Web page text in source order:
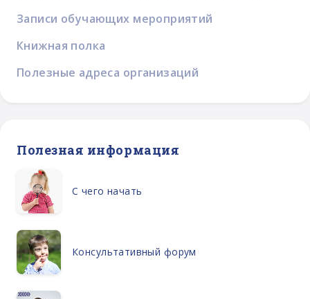
Записи обучающих мероприятий
Книжная полка
Полезные адреса организаций
Полезная информация
С чего начать
Консультативный форум